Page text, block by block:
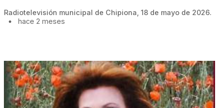
Radiotelevisión municipal de Chipiona, 18 de mayo de 2026.
•
hace 2 meses